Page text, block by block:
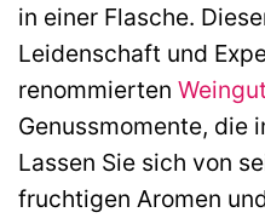
in einer Flasche.
Leidenschaft und
renommierten Weingut
Genussmomente, die
Lassen Sie sich von
fruchtigen Aromen